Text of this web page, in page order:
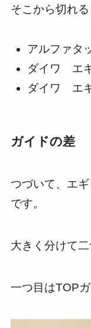
そこから切れる
アルファタ
ダイワ エ
ダイワ エ
ガイドの差
つづいて、エ
です。
大きく分けて二
一つ目はTOP